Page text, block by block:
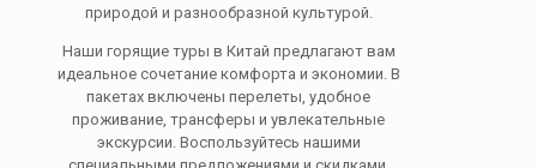
природой и разнообразной культурой.
Наши горящие туры в Китай предлагают вам
идеальное сочетание комфорта и экономии. В
пакетах включены перелеты, удобное
проживание, трансферы и увлекательные
экскурсии. Воспользуйтесь нашими